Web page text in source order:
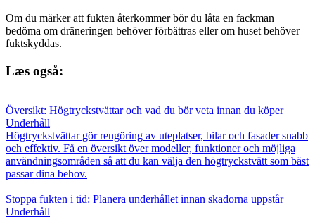
Om du märker att fukten återkommer bör du låta en fackman
bedöma om dräneringen behöver förbättras eller om huset behöver
fuktskyddas.
Læs også:
Översikt: Högtryckstvättar och vad du bör veta innan du köper
Underhåll
Högtryckstvättar gör rengöring av uteplatser, bilar och fasader snabb
och effektiv. Få en översikt över modeller, funktioner och möjliga
användningsområden så att du kan välja den högtryckstvätt som bäst
passar dina behov.
Stoppa fukten i tid: Planera underhållet innan skadorna uppstår
Underhåll